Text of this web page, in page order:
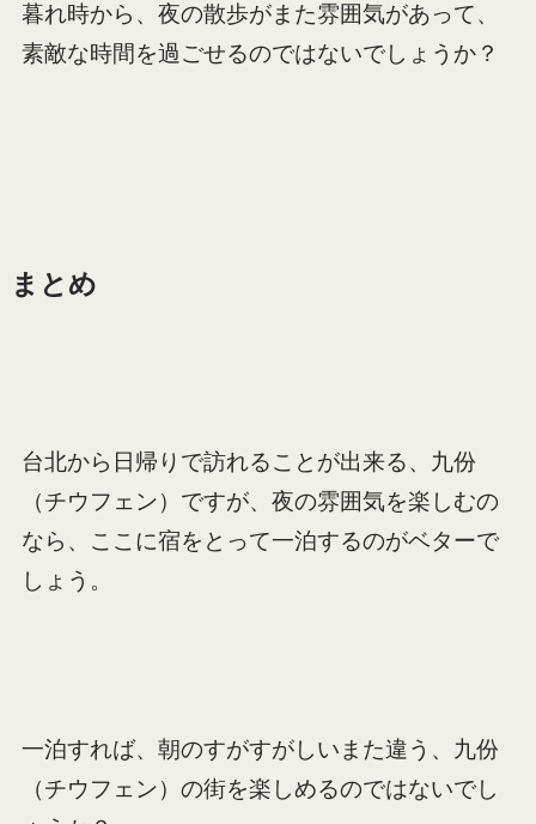
暮れ時から、夜の散歩がまた雰囲気があって、
素敵な時間を過ごせるのではないでしょうか？
まとめ
台北から日帰りで訪れることが出来る、九份
（チウフェン）ですが、夜の雰囲気を楽しむの
なら、ここに宿をとって一泊するのがベターで
しょう。
一泊すれば、朝のすがすがしいまた違う、九份
（チウフェン）の街を楽しめるのではないでし